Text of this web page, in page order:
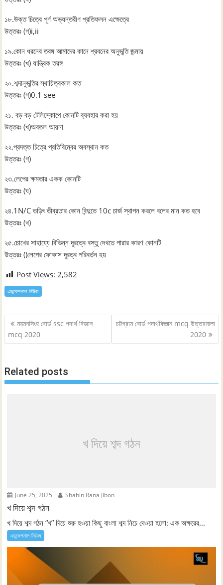
১৮.উক্ত চিত্রে পূর্ণ অভ্যন্তরীণ প্রতিফলন এক্ষেত্রে
উত্তরঃ (গ)i,ii
১৯.কোন ধরনের তরঙ্গ আমাদের কানে শ্রবনের অনুভূতি জন্মায়
উত্তরঃ (খ) যান্ত্রিক তরঙ্গ
২০.শব্দানুভূতির স্থায়িত্বকাল কত
উত্তরঃ (গ)0.1 see
২১. বড় বড় টেলিস্কোপে কোনটি ব্যবহার করা হয়
উত্তরঃ (খ)অবতল আয়না
২২.প্রদত্ত চিত্রে প্রতিবিম্বের অবস্থান কত
উত্তরঃ (গ)
২৩.লেপের ক্ষমতার একক কোনটি
উত্তরঃ (ঘ)
২৪.1N/C তড়িৎ তীব্রতার কোন বিন্দুতে 10c চার্জ স্থাপন করলে বলের মান কত হবে
উত্তরঃ (খ)
২৫.চোখের সাহায্যে বিভিন্ন দূরত্বে বস্তু দেখতে পারার কারণ কোনটি
উত্তরঃ ()লেপের ফোকাস দূরত্ব পরিবর্তন হয়
Post Views: 2,582
এডুকেশনাল নিউজ
Post
navigation
ময়মনসিংহ বোর্ড ssc পদার্থ বিজ্ঞান
mcq 2020
চট্টগ্রাম বোর্ড পদার্থবিজ্ঞান mcq উত্তরমালা
2020
Related posts
খ দিয়ে শব্দ গঠন
June 25, 2025 Shahin Rana Jibon
খ দিয়ে শব্দ গঠন
খ দিয়ে শব্দ গঠন “খ” দিয়ে শুরু হওয়া কিছু বাংলা শব্দ নিচে দেওয়া হলো: এক অক্ষরের...
এডুকেশনাল নিউজ